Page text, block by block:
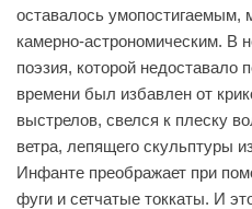
оставалось умопостигаемым,
камерно-астрономическим. В
поэзия, которой
времени был избавлен от
выстрелов, свелся к плеску
ветра, лепящего скульптуры
Инфанте преображает при
фуги и сетчатые токкаты. И